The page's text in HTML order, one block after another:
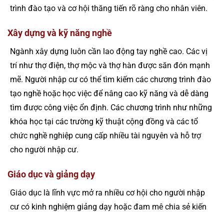
trình đào tạo và cơ hội thăng tiến rõ ràng cho nhân viên.
Xây dựng và kỹ năng nghề
Ngành xây dựng luôn cần lao động tay nghề cao. Các vị
trí như thợ điện, thợ mộc và thợ hàn được săn đón mạnh
mẽ. Người nhập cư có thể tìm kiếm các chương trình đào
tạo nghề hoặc học việc để nâng cao kỹ năng và dễ dàng
tìm được công việc ổn định. Các chương trình như những
khóa học tại các trường kỹ thuật cộng đồng và các tổ
chức nghề nghiệp cung cấp nhiều tài nguyên và hỗ trợ
cho người nhập cư.
Giáo dục và giảng dạy
Giáo dục là lĩnh vực mở ra nhiều cơ hội cho người nhập
cư có kinh nghiệm giảng dạy hoặc đam mê chia sẻ kiến